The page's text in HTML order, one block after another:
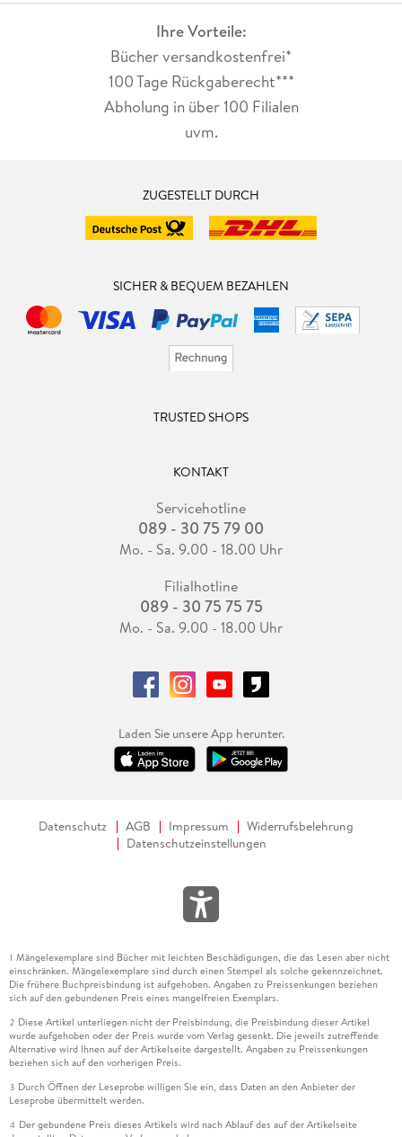
Ihre Vorteile:
Bücher versandkostenfrei*
100 Tage Rückgaberecht***
Abholung in über 100 Filialen
uvm.
ZUGESTELLT DURCH
SICHER & BEQUEM BEZAHLEN
TRUSTED SHOPS
KONTAKT
Servicehotline
089 - 30 75 79 00
Mo. - Sa. 9.00 - 18.00 Uhr
Filialhotline
089 - 30 75 75 75
Mo. - Sa. 9.00 - 18.00 Uhr
Laden Sie unsere App herunter.
Datenschutz AGB Impressum
Widerrufsbelehrung
Datenschutzeinstellungen
1 Mängelexemplare sind Bücher mit leichten Beschädigungen, die das Lesen aber nicht
einschränken. Mängelexemplare sind durch einen Stempel als solche gekennzeichnet.
Die frühere Buchpreisbindung ist aufgehoben. Angaben zu Preissenkungen beziehen
sich auf den gebundenen Preis eines mangelfreien Exemplars.
2 Diese Artikel unterliegen nicht der Preisbindung, die Preisbindung dieser Artikel
wurde aufgehoben oder der Preis wurde vom Verlag gesenkt. Die jeweils zutreffende
Alternative wird Ihnen auf der Artikelseite dargestellt. Angaben zu Preissenkungen
beziehen sich auf den vorherigen Preis.
3 Durch Öffnen der Leseprobe willigen Sie ein, dass Daten an den Anbieter der
Leseprobe übermittelt werden.
4 Der gebundene Preis dieses Artikels wird nach Ablauf des auf der Artikelseite